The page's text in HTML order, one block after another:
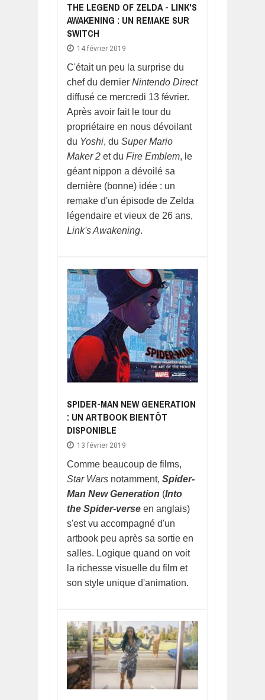
THE LEGEND OF ZELDA - LINK'S
AWAKENING : UN REMAKE SUR
SWITCH
14 février 2019
C'était un peu la surprise du
chef du dernier Nintendo Direct
diffusé ce mercredi 13 février.
Après avoir fait le tour du
propriétaire en nous dévoilant
du Yoshi, du Super Mario
Maker 2 et du Fire Emblem, le
géant nippon a dévoilé sa
dernière (bonne) idée : un
remake d'un épisode de Zelda
légendaire et vieux de 26 ans,
Link's Awakening.
SPIDER-MAN NEW GENERATION
: UN ARTBOOK BIENTÔT
DISPONIBLE
13 février 2019
Comme beaucoup de films,
Star Wars notamment, Spider-
Man New Generation (Into
the Spider-verse en anglais)
s'est vu accompagné d'un
artbook peu après sa sortie en
salles. Logique quand on voit
la richesse visuelle du film et
son style unique d'animation.